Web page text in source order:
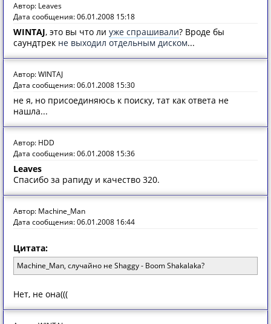
Автор: Leaves
Дата сообщения: 06.01.2008 15:18
WINTAJ, это вы что ли уже спрашивали? Вроде бы
саундтрек не выходил отдельным диском...
Автор: WINTAJ
Дата сообщения: 06.01.2008 15:30
не я, но присоединяюсь к поиску, тат как ответа не
нашла...
Автор: HDD
Дата сообщения: 06.01.2008 15:36
Leaves
Спасибо за рапиду и качество 320.
Автор: Machine_Man
Дата сообщения: 06.01.2008 16:44
Цитата:
Machine_Man, случайно не Shaggy - Boom Shakalaka?
Нет, не она(((